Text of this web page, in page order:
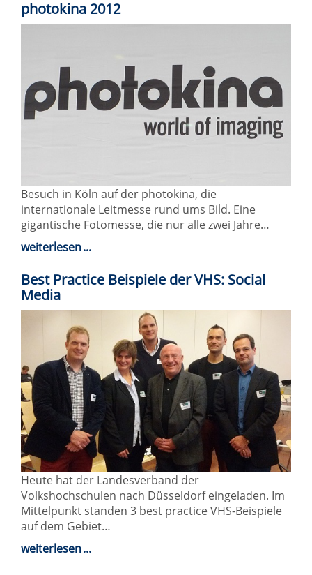
photokina 2012
Besuch in Köln auf der photokina, die
internationale Leitmesse rund ums Bild. Eine
gigantische Fotomesse, die nur alle zwei Jahre…
weiterlesen
Best Practice Beispiele der VHS: Social
Media
Heute hat der Landesverband der
Volkshochschulen nach Düsseldorf eingeladen. Im
Mittelpunkt standen 3 best practice VHS-Beispiele
auf dem Gebiet…
weiterlesen